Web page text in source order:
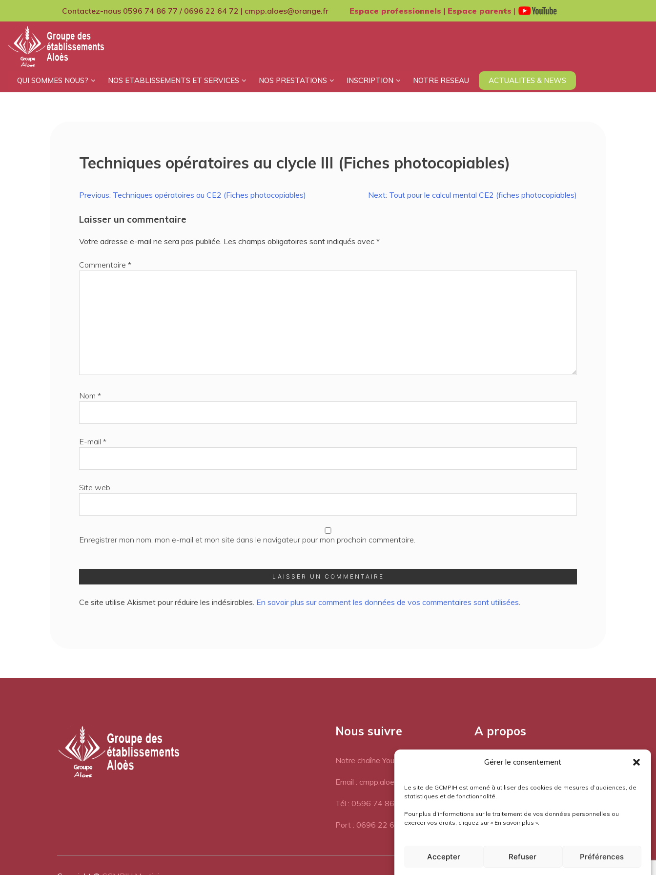
Gérer le consentement
Le site de GCMPIH est amené à utiliser des cookies de mesures d’audiences, de
statistiques et de fonctionnalité.
Pour plus d’informations sur le traitement de vos données personnelles ou
exercer vos droits, cliquez sur « En savoir plus ».
Accepter Refuser Préférences
content
Contactez-nous 0596 74 86 77 / 0696 22 64 72 | cmpp.aloes@orange.fr Espace professionnels | Espace parents |
GCMPIH Aloes
QUI SOMMES NOUS? NOS ETABLISSEMENTS ET SERVICES NOS PRESTATIONS INSCRIPTION NOTRE RESEAU ACTUALITES & NEWS
Techniques opératoires au clycle III (Fiches photocopiables)
Navigation
de
Previous: Techniques opératoires au CE2 (Fiches photocopiables) Next: Tout pour le calcul mental CE2 (fiches photocopiables)
Laisser un commentaire
Votre adresse e-mail ne sera pas publiée. Les champs obligatoires sont indiqués avec *
Commentaire *
Nom *
E-mail *
Site web
Enregistrer mon nom, mon e-mail et mon site dans le navigateur pour mon prochain commentaire.
Ce site utilise Akismet pour réduire les indésirables. En savoir plus sur comment les données de vos commentaires sont utilisées
Nous suivre
Notre chaîne Youtube
Email : cmpp.aloes@orange.fr
Tél : 0596 74 86 77
Port : 0696 22 64 72
A propos
Pourquoi l'Aloès?